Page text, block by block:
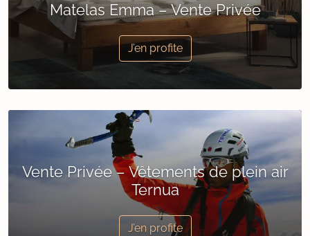
Matelas Emma – Vente Privée
J’en profite
Vente Privée – Vêtements de plein air
Ternua
J’en profite